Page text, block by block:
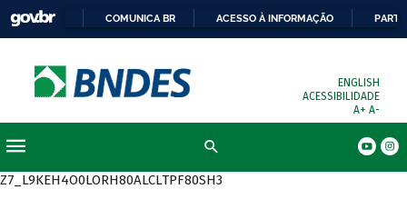
COMUNICA BR ACESSO À INFORMAÇÃO
ENGLISH
ACESSIBILIDADE
A+ A-
Z7_L9KEH4O0LORH80ALCLTPF80SH3